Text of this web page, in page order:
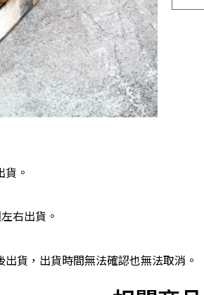
。
右出貨。
貨，出貨時間無法確認也無法取消。